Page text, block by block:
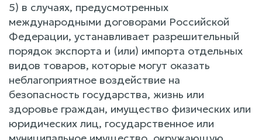
5) в случаях, предусмотренных
международными договорами Российской
Федерации, устанавливает разрешительный
порядок экспорта и (или) импорта отдельных
видов товаров, которые могут оказать
неблагоприятное воздействие на
безопасность государства, жизнь или
здоровье граждан, имущество физических или
юридических лиц, государственное или